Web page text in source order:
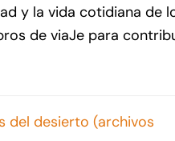
y la vida cotidiana de
de viaJe para
del desierto (archivos